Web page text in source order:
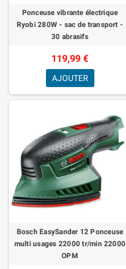
Ponceuse vibrante électrique
Ryobi 280W - sac de transport -
30 abrasifs
119,99 €
AJOUTER
Bosch EasySander 12 Ponceuse
multi usages 22000 tr/min 22000
OPM